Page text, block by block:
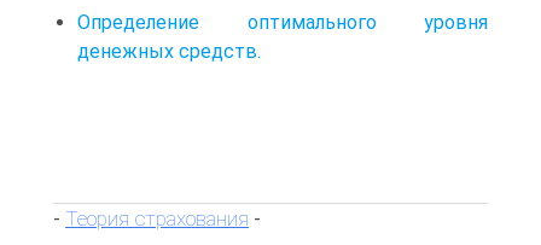
Определение оптимального уровня
денежных средств.
- Теория страхования -